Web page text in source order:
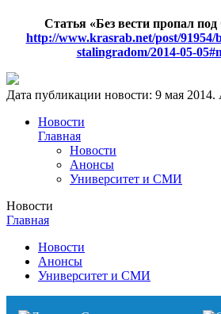
Статья «Без вести пропал
http://www.krasrab.net/post/91954/
stalingradom/2014-05-
Дата публикации новости: 9 мая 2014.
Новости
Главная
Новости
Анонсы
Университет и СМИ
Новости
Главная
Новости
Анонсы
Университет и СМИ